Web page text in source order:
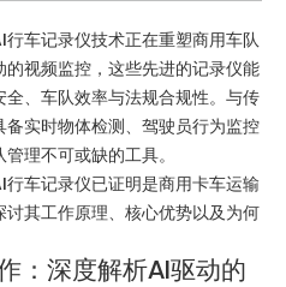
车记录仪技术正在重塑商用车队
视频监控，这些先进的记录仪能
、车队效率与法规合规性。与传
实时物体检测、驾驶员行为监控
理不可或缺的工具。
车记录仪已证明是商用卡车运输
其工作原理、核心优势以及为何
：深度解析AI驱动的